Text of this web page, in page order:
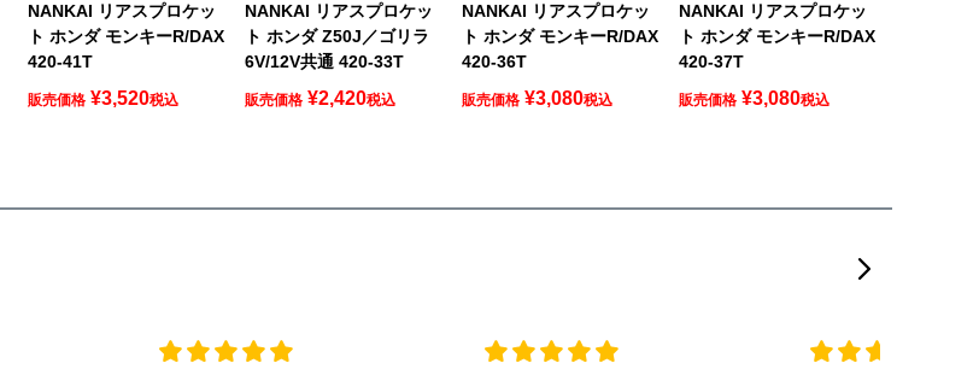
NANKAI リアスプロケッ
ト ホンダ モンキーR/DAX
420-41T
販売価格 ¥3,520税込
NANKAI リアスプロケッ
ト ホンダ Z50J／ゴリラ
6V/12V共通 420-33T
販売価格 ¥2,420税込
NANKAI リアスプロケッ
ト ホンダ モンキーR/DAX
420-36T
販売価格 ¥3,080税込
NANKAI リアスプロケッ
ト ホンダ モンキーR/DAX
420-37T
販売価格 ¥3,080税込